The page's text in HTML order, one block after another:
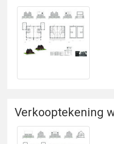
Bekijken
Verkooptekening
woningtype Beuk
Verkooptekening